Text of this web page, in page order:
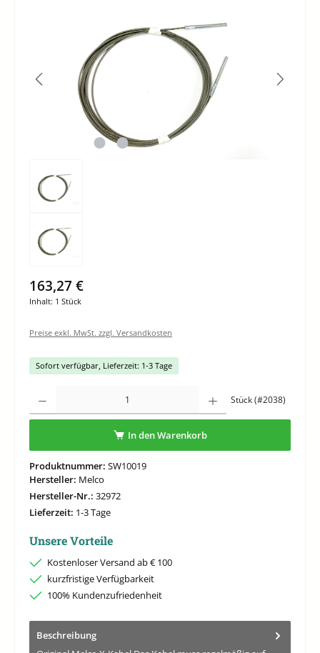
163,27 €
Inhalt: 1 Stück
Preise exkl. MwSt. zzgl. Versandkosten
Sofort verfügbar, Lieferzeit: 1-3 Tage
Stück (#2038)
In den Warenkorb
Produktnummer: SW10019
Hersteller: Melco
Hersteller-Nr.: 32972
Lieferzeit: 1-3 Tage
Unsere Vorteile
Kostenloser Versand ab € 100
kurzfristige Verfügbarkeit
100% Kundenzufriedenheit
Beschreibung